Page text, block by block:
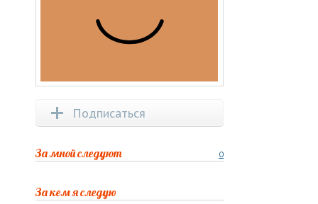
Подписаться
0
За мной следуют
За кем я следую